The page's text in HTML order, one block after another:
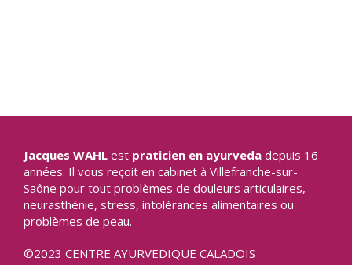
Jacques WAHL est praticien en ayurveda depuis 16
années. Il vous reçoit en cabinet à Villefranche-sur-
Saône pour tout problèmes de douleurs articulaires,
neurasthénie, stress, intolérances alimentaires ou
problèmes de peau.
©2023 CENTRE AYURVEDIQUE CALADOIS